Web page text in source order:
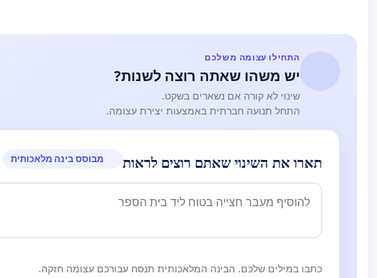
התחילו עצומה משלכם
יש משהו שאתה רוצה לשנות?
שינוי לא קורה אם נשארים בשקט.
התחל תנועה חברתית באמצעות יצירת עצומה.
תארו את השינוי שאתם רוצים לראות מבוסס בינה מלאכותית
כתבו במילים שלכם. הבינה המלאכותית תנסח עבורכם עצומה חזקה.